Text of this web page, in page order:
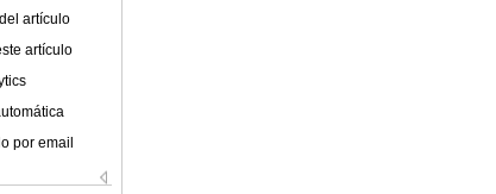
artículo
artículo
por email